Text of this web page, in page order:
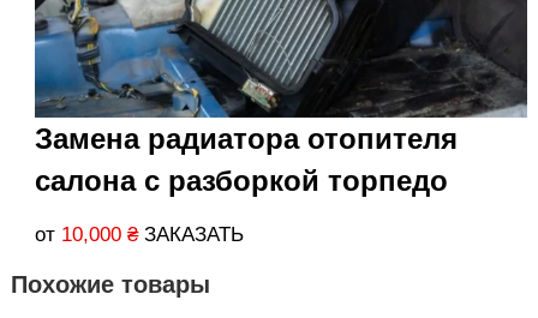
Замена радиатора отопителя
салона с разборкой торпедо
от 10,000 ₴ ЗАКАЗАТЬ
Похожие товары